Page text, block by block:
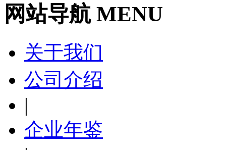
网站导航 MENU
关于我们
公司介绍
|
企业年鉴